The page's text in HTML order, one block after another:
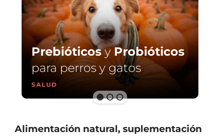
PrebióticosyProbióticos
para perros y gatos
SALUD
Alimentación natural, suplementación